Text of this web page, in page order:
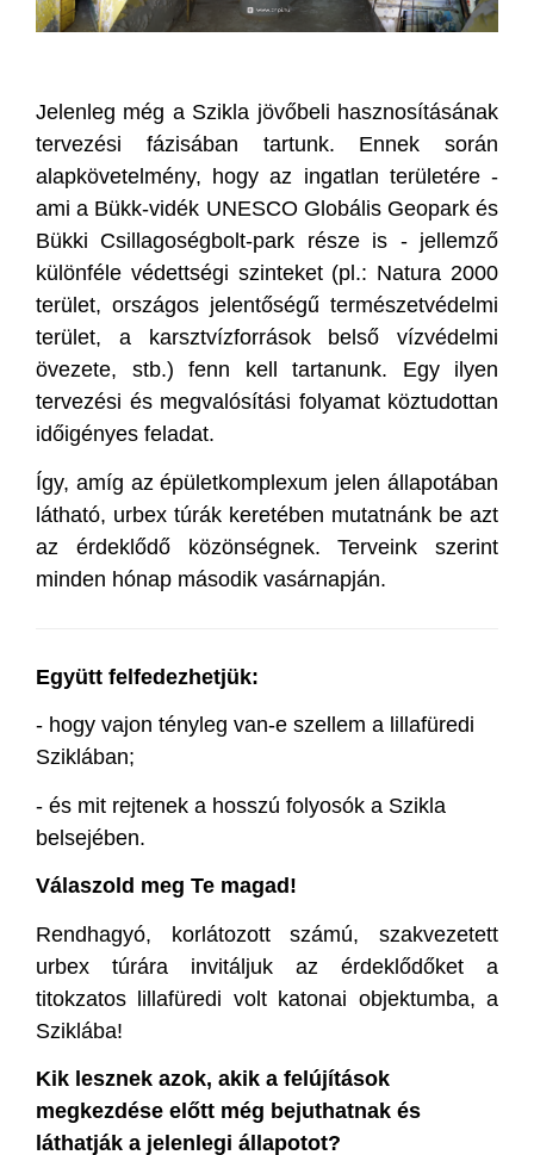
Jelenleg még a Szikla jövőbeli hasznosításának
tervezési fázisában tartunk. Ennek során
alapkövetelmény, hogy az ingatlan területére -
ami a Bükk-vidék UNESCO Globális Geopark és
Bükki Csillagoségbolt-park része is - jellemző
különféle védettségi szinteket (pl.: Natura 2000
terület, országos jelentőségű természetvédelmi
terület, a karsztvízforrások belső vízvédelmi
övezete, stb.) fenn kell tartanunk. Egy ilyen
tervezési és megvalósítási folyamat köztudottan
időigényes feladat.
Így, amíg az épületkomplexum jelen állapotában
látható, urbex túrák keretében mutatnánk be azt
az érdeklődő közönségnek. Terveink szerint
minden hónap második vasárnapján.
Együtt felfedezhetjük:
- hogy vajon tényleg van-e szellem a lillafüredi
Sziklában;
- és mit rejtenek a hosszú folyosók a Szikla
belsejében.
Válaszold meg Te magad!
Rendhagyó, korlátozott számú, szakvezetett
urbex túrára invitáljuk az érdeklődőket a
titokzatos lillafüredi volt katonai objektumba, a
Sziklába!
Kik lesznek azok, akik a felújítások
megkezdése előtt még bejuthatnak és
láthatják a jelenlegi állapotot?